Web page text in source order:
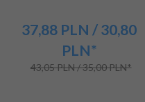
37,88 PLN / 30,80
PLN*
43,05 PLN / 35,00 PLN*